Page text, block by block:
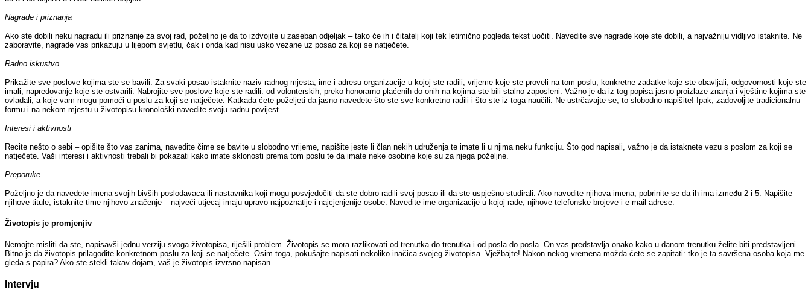
Nagrade i priznanja
Ako ste dobili neku nagradu ili priznanje za svoj rad, poželjno je da to izdvojite u zaseban odjeljak – tako će ih i čitatelj koji tek letimično pogleda tekst uočiti. Navedite sve nagrade koje ste dobili, a najvažniju vidljivo istaknite. Ne
zaboravite, nagrade vas prikazuju u lijepom svjetlu, čak i onda kad nisu usko vezane uz posao za koji se natječete.
Radno iskustvo
Prikažite sve poslove kojima ste se bavili. Za svaki posao istaknite naziv radnog mjesta, ime i adresu organizacije u kojoj ste radili, vrijeme koje ste proveli na tom poslu, konkretne zadatke koje ste obavljali, odgovornosti koje ste
imali, napredovanje koje ste ostvarili. Nabrojite sve poslove koje ste radili: od volonterskih, preko honorarno plaćenih do onih na kojima ste bili stalno zaposleni. Važno je da iz tog popisa jasno proizlaze znanja i vještine kojima ste
ovladali, a koje vam mogu pomoći u poslu za koji se natječete. Katkada ćete poželjeti da jasno navedete što ste sve konkretno radili i što ste iz toga naučili. Ne ustrčavajte se, to slobodno napišite! Ipak, zadovoljite tradicionalnu
formu i na nekom mjestu u životopisu kronološki navedite svoju radnu povijest.
Interesi i aktivnosti
Recite nešto o sebi – opišite što vas zanima, navedite čime se bavite u slobodno vrijeme, napišite jeste li član nekih udruženja te imate li u njima neku funkciju. Što god napisali, važno je da istaknete vezu s poslom za koji se
natječete. Vaši interesi i aktivnosti trebali bi pokazati kako imate sklonosti prema tom poslu te da imate neke osobine koje su za njega poželjne.
Preporuke
Poželjno je da navedete imena svojih bivših poslodavaca ili nastavnika koji mogu posvjedočiti da ste dobro radili svoj posao ili da ste uspješno studirali. Ako navodite njihova imena, pobrinite se da ih ima između 2 i 5. Napišite
njihove titule, istaknite time njihovo značenje – najveći utjecaj imaju upravo najpoznatije i najcjenjenije osobe. Navedite ime organizacije u kojoj rade, njihove telefonske brojeve i e-mail adrese.
Životopis je promjenjiv
Nemojte misliti da ste, napisavši jednu verziju svoga životopisa, riješili problem. Životopis se mora razlikovati od trenutka do trenutka i od posla do posla. On vas predstavlja onako kako u danom trenutku želite biti predstavljeni.
Bitno je da životopis prilagodite konkretnom poslu za koji se natječete. Osim toga, pokušajte napisati nekoliko inačica svojeg životopisa. Vježbajte! Nakon nekog vremena možda ćete se zapitati: tko je ta savršena osoba koja me
gleda s papira? Ako ste stekli takav dojam, vaš je životopis izvrsno napisan.
Intervju